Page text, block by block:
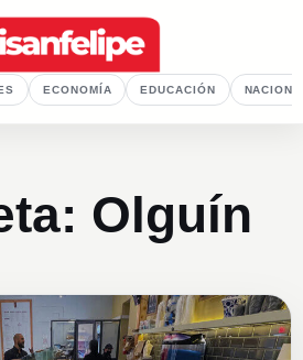
ECONOMÍA EDUCACIÓN
Olguín